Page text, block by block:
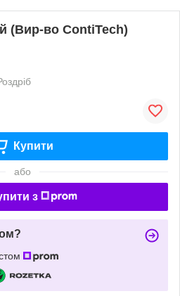
(Вир-во ContiTech)
Купити
або
з